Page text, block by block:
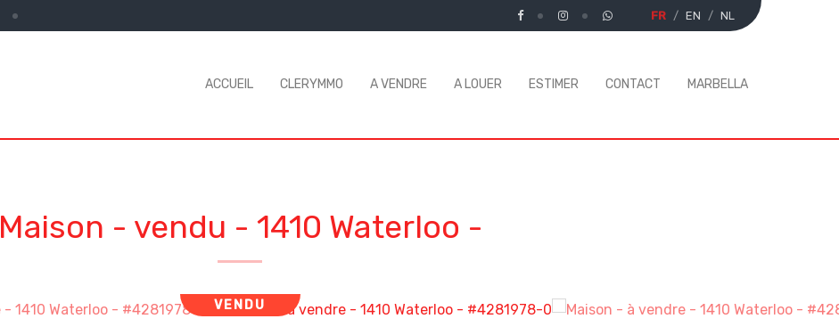
FR EN NL
ACCUEIL CLERYMMO A VENDRE A LOUER ESTIMER CONTACT MARBELLA
Maison - vendu - 1410 Waterloo -
VENDU